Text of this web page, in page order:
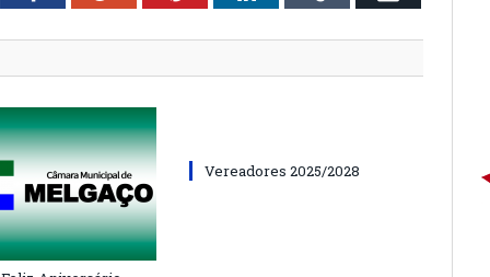
Vereadores 2025/2028